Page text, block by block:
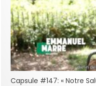
Capsule #147: « Notre